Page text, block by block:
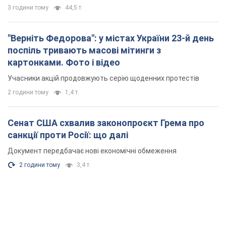
3 години тому 44,5 т.
"Верніть Федорова": у містах України 23-й день
поспіль тривають масові мітинги з
картонками. Фото і відео
Учасники акцій продовжують серію щоденних протестів
2 години тому 1,4 т.
Сенат США схвалив законопроєкт Грема про
санкції проти Росії: що далі
Документ передбачає нові економічні обмеження
2 години тому 3,4 т.